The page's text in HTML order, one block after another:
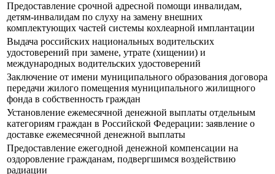
Предоставление срочной адресной помощи инвалидам,
детям-инвалидам по слуху на замену внешних
комплектующих частей системы кохлеарной имплантации
Выдача российских национальных водительских
удостоверений при замене, утрате (хищении) и
международных водительских удостоверений
Заключение от имени муниципального образования договора
передачи жилого помещения муниципального жилищного
фонда в собственность граждан
Установление ежемесячной денежной выплаты отдельным
категориям граждан в Российской Федерации: заявление о
доставке ежемесячной денежной выплаты
Предоставление ежегодной денежной компенсации на
оздоровление гражданам, подвергшимся воздействию
радиации